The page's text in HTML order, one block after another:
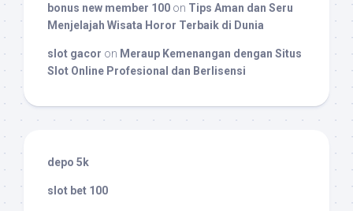
bonus new member 100 on Tips Aman dan Seru
Menjelajah Wisata Horor Terbaik di Dunia
slot gacor on Meraup Kemenangan dengan Situs
Slot Online Profesional dan Berlisensi
depo 5k
slot bet 100